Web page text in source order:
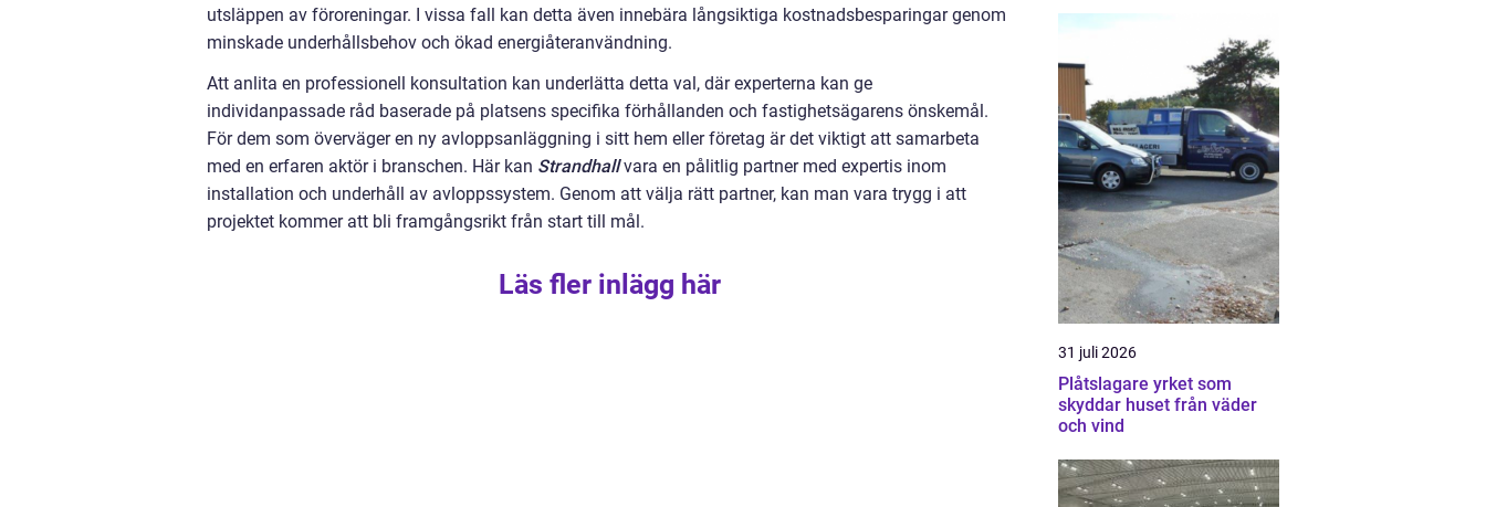
utsläppen av föroreningar. I vissa fall kan detta även innebära långsiktiga kostnadsbesparingar genom
minskade underhållsbehov och ökad energiåteranvändning.
Att anlita en professionell konsultation kan underlätta detta val, där experterna kan ge
individanpassade råd baserade på platsens specifika förhållanden och fastighetsägarens önskemål.
För dem som överväger en ny avloppsanläggning i sitt hem eller företag är det viktigt att samarbeta
med en erfaren aktör i branschen. Här kan Strandhall vara en pålitlig partner med expertis inom
installation och underhåll av avloppssystem. Genom att välja rätt partner, kan man vara trygg i att
projektet kommer att bli framgångsrikt från start till mål.
Läs fler inlägg här
31 juli 2026
Plåtslagare yrket som
skyddar huset från väder
och vind